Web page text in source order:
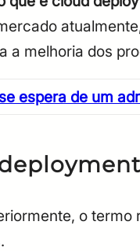
a melhoria dos
espera de um
o